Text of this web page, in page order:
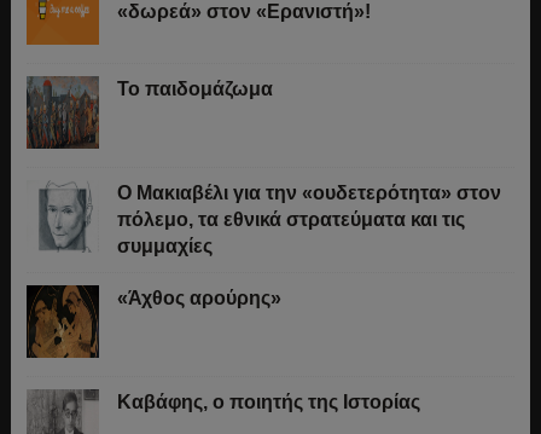
«δωρεά» στον «Ερανιστή»!
Το παιδομάζωμα
O Μακιαβέλι για την «ουδετερότητα» στον
πόλεμο, τα εθνικά στρατεύματα και τις
συμμαχίες
«Άχθος αρούρης»
Καβάφης, ο ποιητής της Ιστορίας